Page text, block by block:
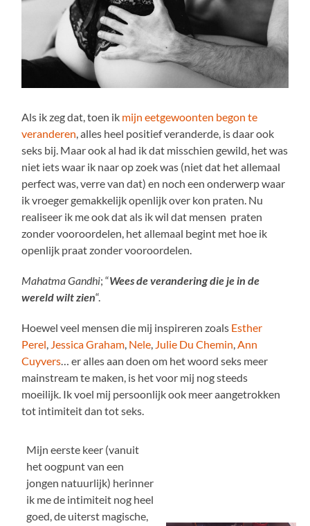
Als ik zeg dat, toen ik mijn eetgewoonten begon te
veranderen, alles heel positief veranderde, is daar ook
seks bij. Maar ook al had ik dat misschien gewild, het was
niet iets waar ik naar op zoek was (niet dat het allemaal
perfect was, verre van dat) en noch een onderwerp waar
ik vroeger gemakkelijk openlijk over kon praten. Nu
realiseer ik me ook dat als ik wil dat mensen praten
zonder vooroordelen, het allemaal begint met hoe ik
openlijk praat zonder vooroordelen.
Mahatma Gandhi; “Wees de verandering die je in de
wereld wilt zien“.
Hoewel veel mensen die mij inspireren zoals Esther
Perel, Jessica Graham, Nele, Julie Du Chemin,Ann
Cuyvers… er alles aan doen om het woord seks meer
mainstream te maken, is het voor mij nog steeds
moeilijk. Ik voel mij persoonlijk ook meer aangetrokken
tot intimiteit dan tot seks.
Mijn eerste keer (vanuit
het oogpunt van een
jongen natuurlijk) herinner
ik me de intimiteit nog heel
goed, de uiterst magische,